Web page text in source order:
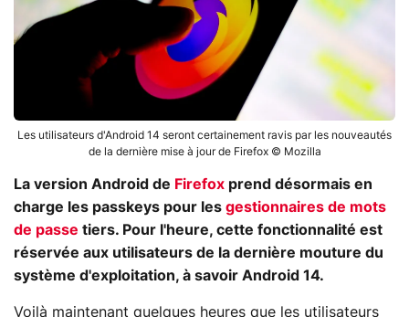
Les utilisateurs d'Android 14 seront certainement ravis par les nouveautés
de la dernière mise à jour de Firefox © Mozilla
La version Android de Firefox prend désormais en
charge les passkeys pour les gestionnaires de mots
de passe tiers. Pour l'heure, cette fonctionnalité est
réservée aux utilisateurs de la dernière mouture du
système d'exploitation, à savoir Android 14.
Voilà maintenant quelques heures que les utilisateurs